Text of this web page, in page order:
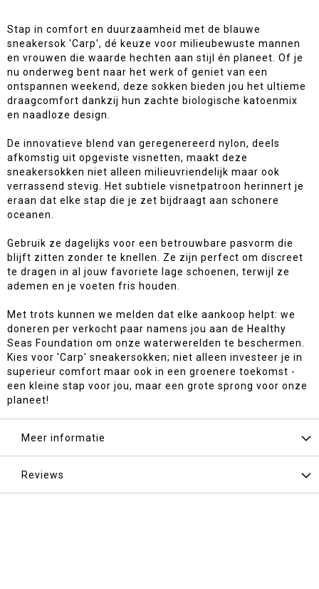
Stap in comfort en duurzaamheid met de blauwe
sneakersok 'Carp', dé keuze voor milieubewuste mannen
en vrouwen die waarde hechten aan stijl én planeet. Of je
nu onderweg bent naar het werk of geniet van een
ontspannen weekend, deze sokken bieden jou het ultieme
draagcomfort dankzij hun zachte biologische katoenmix
en naadloze design.
De innovatieve blend van geregenereerd nylon, deels
afkomstig uit opgeviste visnetten, maakt deze
sneakersokken niet alleen milieuvriendelijk maar ook
verrassend stevig. Het subtiele visnetpatroon herinnert je
eraan dat elke stap die je zet bijdraagt aan schonere
oceanen.
Gebruik ze dagelijks voor een betrouwbare pasvorm die
blijft zitten zonder te knellen. Ze zijn perfect om discreet
te dragen in al jouw favoriete lage schoenen, terwijl ze
ademen en je voeten fris houden.
Met trots kunnen we melden dat elke aankoop helpt: we
doneren per verkocht paar namens jou aan de Healthy
Seas Foundation om onze waterwerelden te beschermen.
Kies voor 'Carp' sneakersokken; niet alleen investeer je in
superieur comfort maar ook in een groenere toekomst -
een kleine stap voor jou, maar een grote sprong voor onze
planeet!
Meer informatie
Reviews